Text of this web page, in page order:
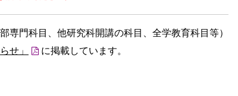
専門科目、他研究科開講の科目、全学教育科目等）
せ」 に掲載しています。